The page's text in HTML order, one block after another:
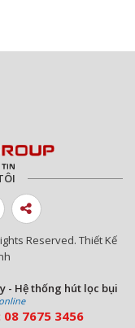
Reserved. Thiết Kế
- Hệ thống hút lọc bụi
08 7675 3456